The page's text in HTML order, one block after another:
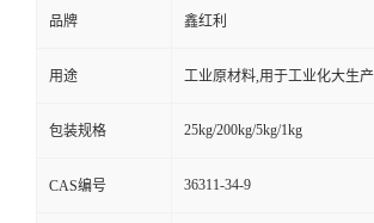
品牌 鑫红利
用途 工业原材料,用于工业化大生产
包装规格 25kg/200kg/5kg/1kg
CAS编号 36311-34-9